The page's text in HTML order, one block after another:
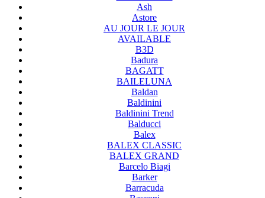
Ash
Astore
AU JOUR LE JOUR
AVAILABLE
B3D
Badura
BAGATT
BAILELUNA
Baldan
Baldinini
Baldinini Trend
Balducci
Balex
BALEX CLASSIC
BALEX GRAND
Barcelo Biagi
Barker
Barracuda